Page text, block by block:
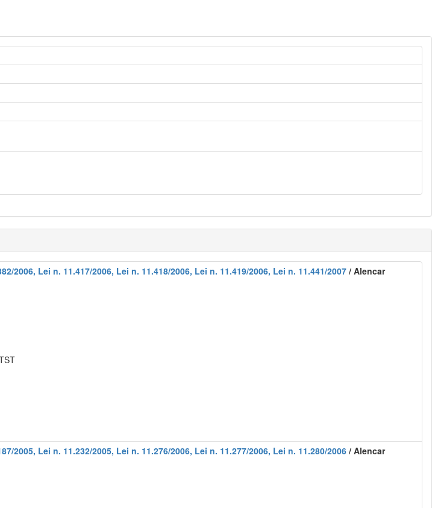
Lei n. 11.417/2006, Lei n. 11.418/2006, Lei n. 11.419/2006, Lei n. 11.441/2007 / Alencar
Lei n. 11.232/2005, Lei n. 11.276/2006, Lei n. 11.277/2006, Lei n. 11.280/2006 / Alencar